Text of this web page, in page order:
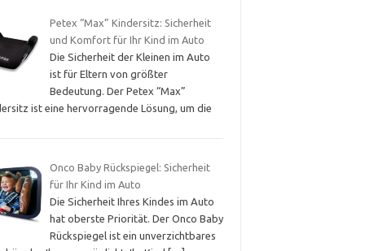
Petex “Max” Kindersitz: Sicherheit
und Komfort für Ihr Kind im Auto
Die Sicherheit der Kleinen im Auto
ist für Eltern von größter
Bedeutung. Der Petex “Max”
ist eine hervorragende Lösung, um die
Onco Baby Rückspiegel: Sicherheit
für Ihr Kind im Auto
Die Sicherheit Ihres Kindes im Auto
hat oberste Priorität. Der Onco Baby
Rückspiegel ist ein unverzichtbares